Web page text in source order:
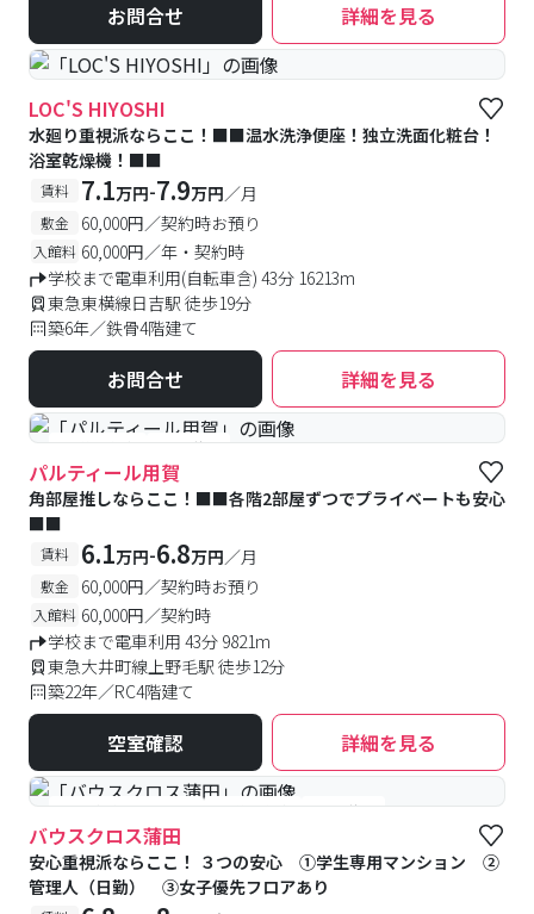
お問合せ 詳細を見る
LOC'S HIYOSHI
水廻り重視派ならここ！■■温水洗浄便座！独立洗面化粧台！
浴室乾燥機！■■
賃料 7.1万円-7.9万円／月
敷金 60,000円／契約時お預り
入館料 60,000円／年・契約時
学校まで電車利用(自転車含) 43分 16213m
東急東横線日吉駅 徒歩19分
築6年／鉄骨4階建て
お問合せ 詳細を見る
#予約受付中 #空室待ち
パルティール用賀
角部屋推しならここ！■■各階2部屋ずつでプライベートも安心
■■
賃料 6.1万円-6.8万円／月
敷金 60,000円／契約時お預り
入館料 60,000円／契約時
学校まで電車利用 43分 9821m
東急大井町線上野毛駅 徒歩12分
築22年／RC4階建て
空室確認 詳細を見る
#女性優先フロアあり #予約受付中 #空室待ち
バウスクロス蒲田
安心重視派ならここ！ ３つの安心 ①学生専用マンション ②
管理人（日勤） ③女子優先フロアあり